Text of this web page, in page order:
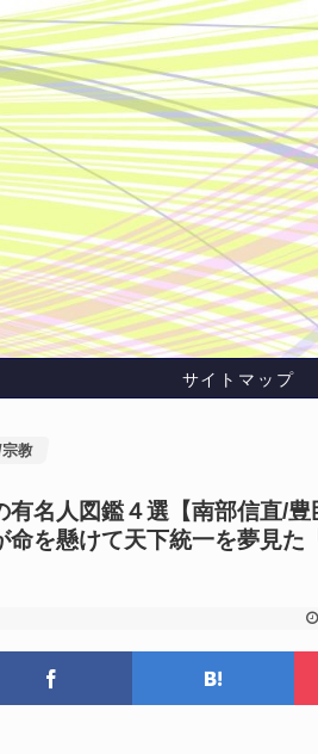
サイトマップ
教
有名人図鑑４選【南部信直/
を懸けて天下統一を夢見た